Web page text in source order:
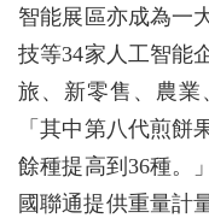
智能展區亦成為一
技等34家人工智能
旅、新零售、農業
「其中第八代煎
餘種提高到36種。
國聯通提供重量計